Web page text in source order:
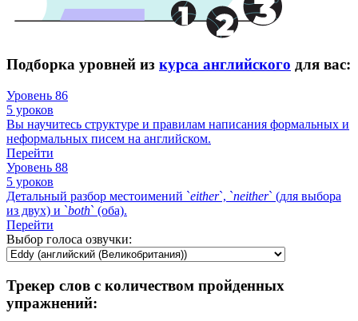
Подборка уровней из курса английского для вас:
Уровень 86
5 уроков
Вы научитесь структуре и правилам написания формальных и
неформальных писем на английском.
Перейти
Уровень 88
5 уроков
Детальный разбор местоимений `either`, `neither` (для выбора
из двух) и `both` (оба).
Перейти
Выбор голоса озвучки:
Трекер слов с количеством пройденных
упражнений: